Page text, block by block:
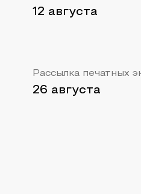
12 августа
Рассылка печатных
26 августа